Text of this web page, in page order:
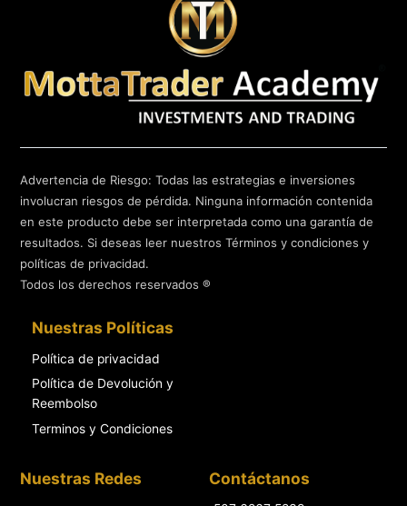
Advertencia de Riesgo: Todas las estrategias e inversiones
involucran riesgos de pérdida. Ninguna información contenida
en este producto debe ser interpretada como una garantía de
resultados. Si deseas leer nuestros Términos y condiciones y
políticas de privacidad.
Todos los derechos reservados ®
Nuestras Políticas
Política de privacidad
Política de Devolución y
Reembolso
Terminos y Condiciones
Nuestras Redes Contáctanos